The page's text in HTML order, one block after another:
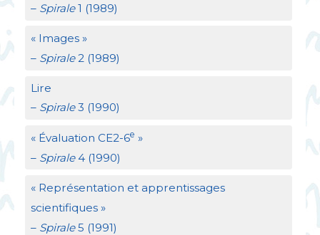
– Spirale1 (1989)
« Images »
– Spirale2 (1989)
Lire
– Spirale3 (1990)
« Évaluation CE2-6e »
– Spirale4 (1990)
« Représentation et apprentissages
scientifiques »
– Spirale5 (1991)